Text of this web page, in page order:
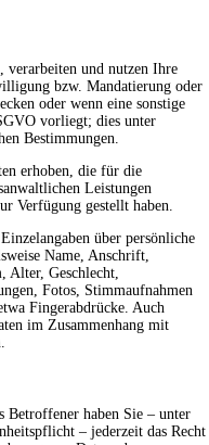
und nutzen Ihre
bzw. Mandatierung oder
oder wenn eine sonstige
vorliegt; dies unter
Bestimmungen.
erhoben, die für die
Leistungen
Verfügung gestellt haben.
über persönliche
Name, Anschrift,
Alter, Geschlecht,
Fotos, Stimmaufnahmen
Fingerabdrücke. Auch
im Zusammenhang mit
Betroffener haben Sie – unter
– jederzeit das Recht